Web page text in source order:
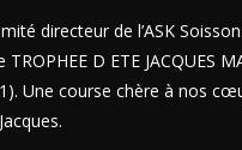
directeur de l’ASK
TROPHEE D ETE JACQUES
Une course chère à nos